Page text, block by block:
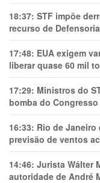
18:37: STF impõe
recurso de
17:48: EUA exigem
liberar quase 60 mil
17:29: Ministros do
bomba do
16:33: Rio de Janeiro
previsão de ventos
14:46: Jurista Wálter
autoridade de André